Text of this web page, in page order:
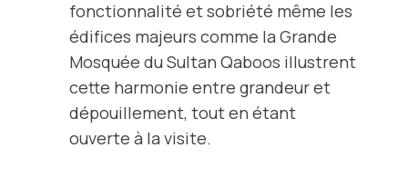
fonctionnalité et sobriété même les
édifices majeurs comme la Grande
Mosquée du Sultan Qaboos illustrent
cette harmonie entre grandeur et
dépouillement, tout en étant
ouverte à la visite.